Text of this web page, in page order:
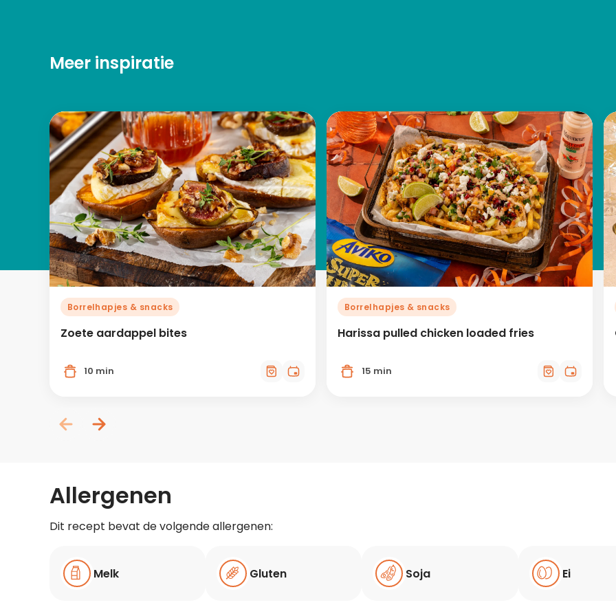
Meer inspiratie
Borrelhapjes & snacks
Zoete aardappel bites
10 min
Borrelhapjes & snacks
Harissa pulled chicken loaded fries
15 min
Allergenen
Dit recept bevat de volgende allergenen:
Melk Gluten Soja Ei